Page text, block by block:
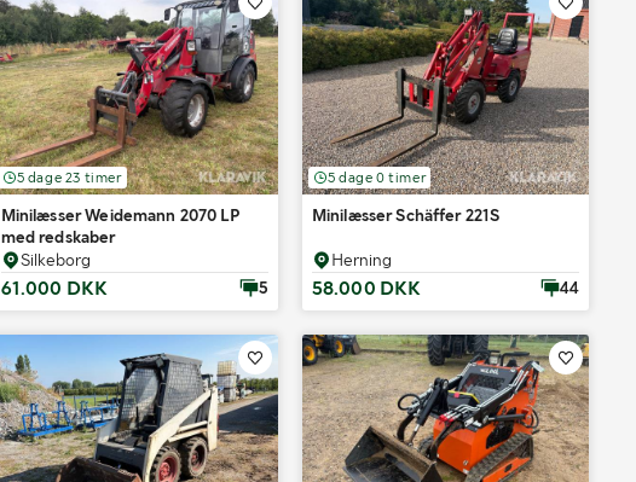
5 dage 23 timer
Minilæsser Weidemann 2070 LP
med redskaber
Silkeborg
61.000 DKK 5
5 dage 0 timer
Minilæsser Schäffer 221S
Herning
58.000 DKK 44